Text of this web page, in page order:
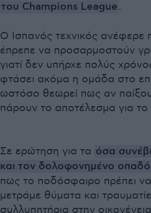
του Champions League.
Ο Ισπανός τεχνικός ανέφερε
έπρεπε να προσαρμοστούν
γιατί δεν υπήρχε πολύς
φτάσει ακόμα η ομάδα στο
ωστόσο θεωρεί πως αν
πάρουν το αποτέλεσμα για
Σε ερώτηση για τα όσα
και τον δολοφονημένο
πως το ποδόσφαιρο πρέπει να
μετράμε θύματα και
συλλυπητήρια στην